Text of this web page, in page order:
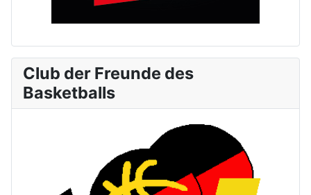
Club der Freunde des
Basketballs